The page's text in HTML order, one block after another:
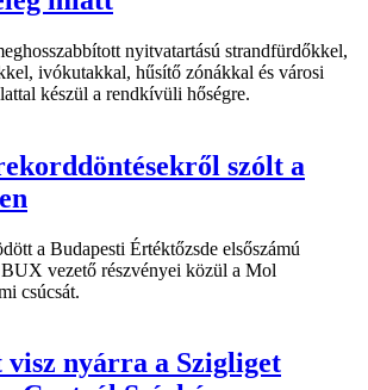
nyitvatartású strandfürdőkkel,
ivókutakkal, hűsítő zónákkal és városi
készül a rendkívüli hőségre.
szólt a
a Budapesti Értéktőzsde elsőszámú
vezető részvényei közül a Mol
csúcsát.
nyárra a Szigliget